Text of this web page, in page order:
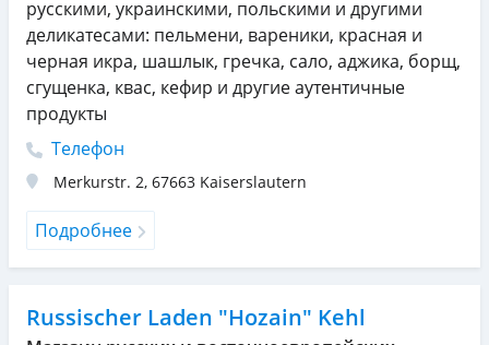
русскими, украинскими, польскими и другими
деликатесами: пельмени, вареники, красная и
черная икра, шашлык, гречка, сало, аджика, борщ,
сгущенка, квас, кефир и другие аутентичные
продукты
Телефон
Merkurstr. 2, 67663 Kaiserslautern
Подробнее
Russischer Laden "Hozain" Kehl